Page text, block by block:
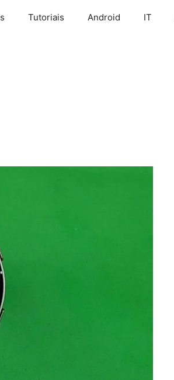
Tutoriais Android IT